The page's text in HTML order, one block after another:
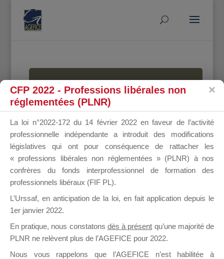
MALLETTE
DU
DIRIGEANT
Groupe Public
il y a un mois
CFP 2022 - Professions libérales non
réglementées (PLNR)
La loi n°2022-172 du 14 février 2022 en faveur de l’activité
professionnelle indépendante a introduit des modifications
législatives qui ont pour conséquence de rattacher les
« professions libérales non réglementées » (PLNR) à nos
confrères du fonds interprofessionnel de formation des
professionnels libéraux (FIF PL).
L’Urssaf, en anticipation de la loi, en fait application depuis le
1er janvier 2022.
En pratique, nous constatons dès à présent qu’une majorité de
PLNR ne relèvent plus de l’AGEFICE pour 2022.
Nous vous rappelons que l’AGEFICE n’est habilitée à